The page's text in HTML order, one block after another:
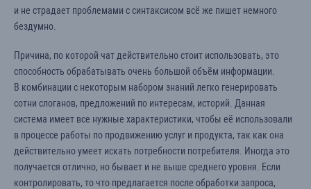
и не страдает проблемами с синтаксисом всё же пишет немного
бездумно.
Причина, по которой чат действительно стоит использовать, это
способность обрабатывать очень большой объём информации.
В комбинации с некоторым набором знаний легко генерировать
сотни слоганов, предложений по интересам, историй. Данная
система имеет все нужные характеристики, чтобы её использовали
в процессе работы по продвижению услуг и продукта, так как она
действительно умеет искать потребности потребителя. Иногда это
получается отлично, но бывает и не выше среднего уровня. Если
контролировать, то что предлагается после обработки запроса,